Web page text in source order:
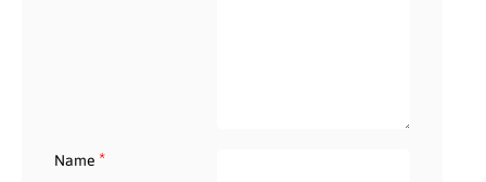
Name *